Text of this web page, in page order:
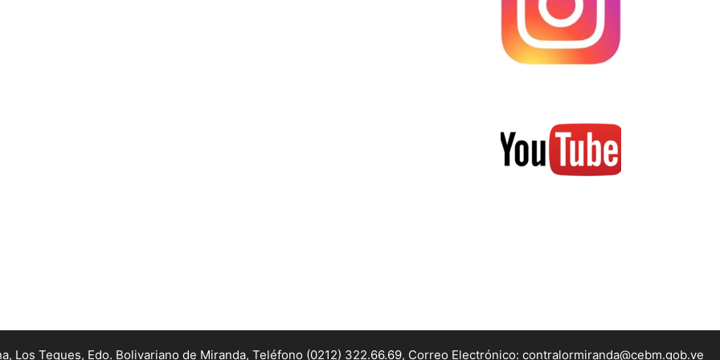
Los Teques, Edo. Bolivariano de Miranda, Teléfono (0212) 322.66.69, Correo Electrónico: contralormiranda@cebm.gob.ve